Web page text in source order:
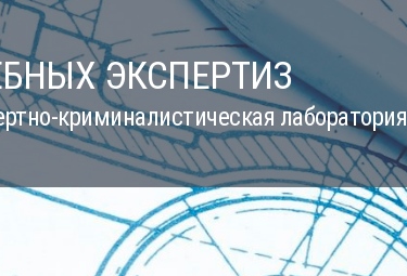
ЭКСПЕРТИЗ
криминалистическая лаборатория